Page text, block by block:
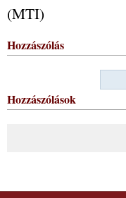
(MTI)
Hozzászólás
Hozzászólások